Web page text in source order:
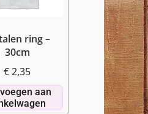
ring –
30cm
€2,35
aan